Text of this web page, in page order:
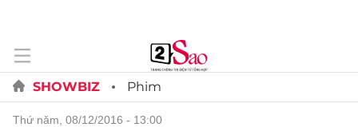
SHOWBIZ Phim
thứ năm, 08/12/2016 - 13:00